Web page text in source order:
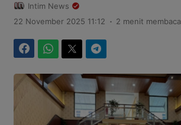
Intim News
22 November 2025 11:12 . 2 menit membaca